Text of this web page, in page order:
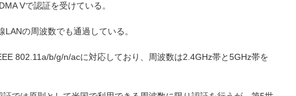
Vで認証を受けている。
LANの周波数でも通過している。
802.11a/b/g/n/acに対応しており、周波数は2.4GHz帯と5GHz帯を